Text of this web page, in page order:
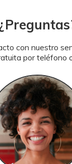
con nuestro
por teléfono